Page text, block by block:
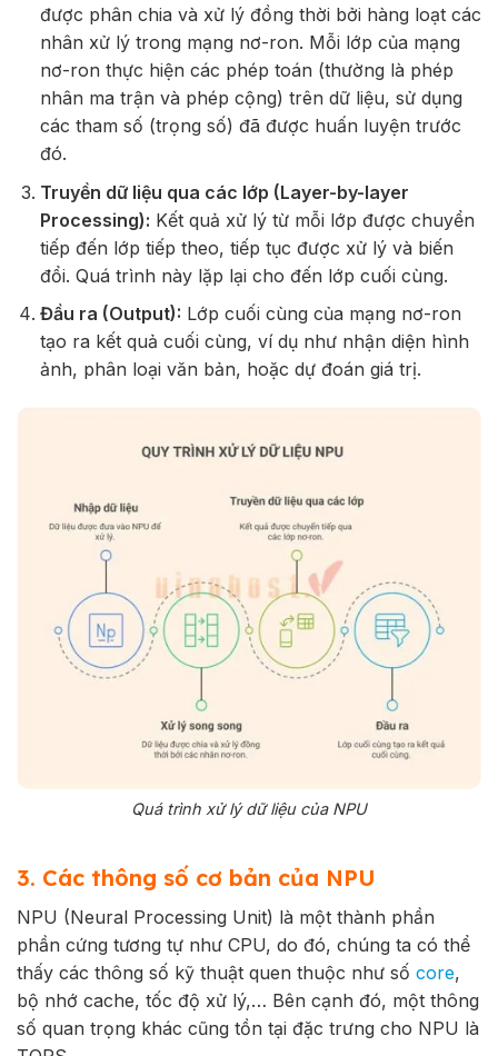
được phân chia và xử lý đồng thời bởi hàng loạt các
nhân xử lý trong mạng nơ-ron. Mỗi lớp của mạng
nơ-ron thực hiện các phép toán (thường là phép
nhân ma trận và phép cộng) trên dữ liệu, sử dụng
các tham số (trọng số) đã được huấn luyện trước
đó.
Truyền dữ liệu qua các lớp (Layer-by-layer
Processing): Kết quả xử lý từ mỗi lớp được chuyển
tiếp đến lớp tiếp theo, tiếp tục được xử lý và biến
đổi. Quá trình này lặp lại cho đến lớp cuối cùng.
Đầu ra (Output): Lớp cuối cùng của mạng nơ-ron
tạo ra kết quả cuối cùng, ví dụ như nhận diện hình
ảnh, phân loại văn bản, hoặc dự đoán giá trị.
Quá trình xử lý dữ liệu của NPU
3. Các thông số cơ bản của NPU
NPU (Neural Processing Unit) là một thành phần
phần cứng tương tự như CPU, do đó, chúng ta có thể
thấy các thông số kỹ thuật quen thuộc như số core,
bộ nhớ cache, tốc độ xử lý,… Bên cạnh đó, một thông
số quan trọng khác cũng tồn tại đặc trưng cho NPU là